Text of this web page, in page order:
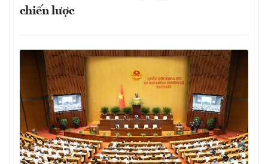
chiến lược